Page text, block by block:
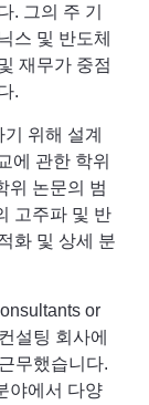
. 그의 주 기
스 및 반도체
재무가 중점
.
위해 설계
에 관한 학위
위 논문의 범
고주파 및 반
화 및 상세 분
or
설팅 회사에
무했습니다.
야에서 다양